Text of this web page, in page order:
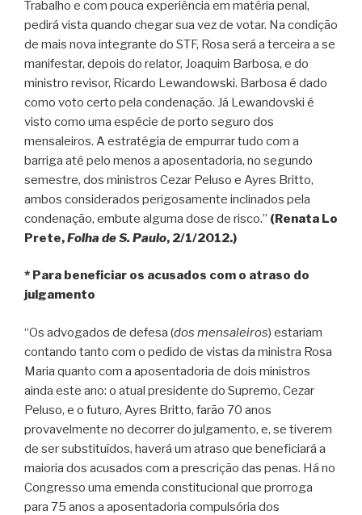
Trabalho e com pouca experiência em matéria penal,
pedirá vista quando chegar sua vez de votar. Na condição
de mais nova integrante do STF, Rosa será a terceira a se
manifestar, depois do relator, Joaquim Barbosa, e do
ministro revisor, Ricardo Lewandowski. Barbosa é dado
como voto certo pela condenação. Já Lewandovski é
visto como uma espécie de porto seguro dos
mensaleiros. A estratégia de empurrar tudo com a
barriga até pelo menos a aposentadoria, no segundo
semestre, dos ministros Cezar Peluso e Ayres Britto,
ambos considerados perigosamente inclinados pela
condenação, embute alguma dose de risco.” (Renata Lo
Prete,Folha de S. Paulo, 2/1/2012.)
* Para beneficiar os acusados com o atraso do
julgamento
“Os advogados de defesa (dos mensaleiros) estariam
contando tanto com o pedido de vistas da ministra Rosa
Maria quanto com a aposentadoria de dois ministros
ainda este ano: o atual presidente do Supremo, Cezar
Peluso, e o futuro, Ayres Britto, farão 70 anos
provavelmente no decorrer do julgamento, e, se tiverem
de ser substituídos, haverá um atraso que beneficiará a
maioria dos acusados com a prescrição das penas. Há no
Congresso uma emenda constitucional que prorroga
para 75 anos a aposentadoria compulsória dos